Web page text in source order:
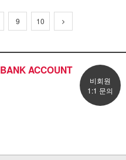
9 10
BANK ACCOUNT
비회원
1:1 문의